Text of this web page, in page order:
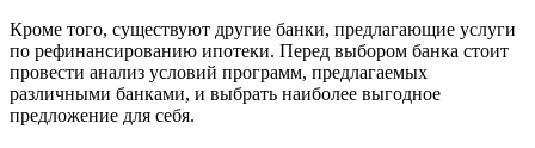
Кроме того, существуют другие банки, предлагающие услуги
по рефинансированию ипотеки. Перед выбором банка стоит
провести анализ условий программ, предлагаемых
различными банками, и выбрать наиболее выгодное
предложение для себя.